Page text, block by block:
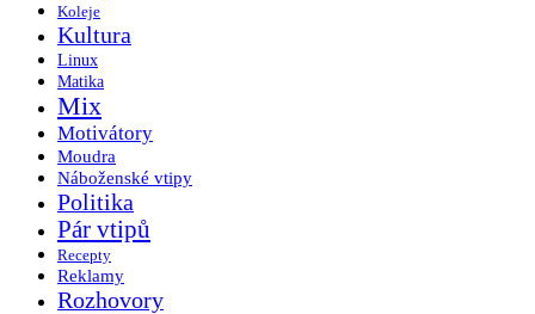
Koleje
Kultura
Linux
Matika
Mix
Motivátory
Moudra
Náboženské vtipy
Politika
Pár vtipů
Recepty
Reklamy
Rozhovory